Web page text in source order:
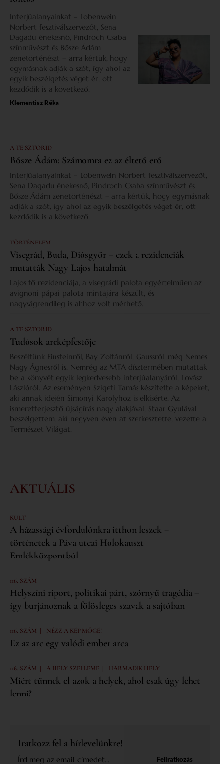
Interjúalanyainkat – Lobenwein
Norbert fesztiválszervezőt, Sena
Dagadu énekesnő, Pindroch Csaba
színművészt és Bősze Ádám
zenetörténészt – arra kértük, hogy
egymásnak adják a szót, így ahol az
egyik beszélgetés véget ér, ott
kezdődik is a következő.
Klementisz Réka
A TE SZTORID
Bősze Ádám: Számomra ez az éltető erő
Interjúalanyainkat – Lobenwein Norbert fesztiválszervezőt,
Sena Dagadu énekesnő, Pindroch Csaba színművészt és
Bősze Ádám zenetörténészt – arra kértük, hogy egymásnak
adják a szót, így ahol az egyik beszélgetés véget ér, ott
kezdődik is a következő.
TÖRTÉNELEM
Visegrád, Buda, Diósgyőr – ezek a rezidenciák
mutatták Nagy Lajos hatalmát
Lajos fő rezidenciája, a visegrádi palota egyértelműen az
avignoni pápai palota mintájára készült, és
nagyságrendileg is ahhoz volt mérhető.
A TE SZTORID
Tudósok arcképfestője
Beszéltünk Einsteinről, Bay Zoltánról, Gaussról, még Nemes
Nagy Ágnesről is. Nemrég az MTA dísztermében mutatták
be a könyvét egyik legkedvesebb interjúalanyáról, Lovász
Lászlóról. Az eseményen Szigeti Tamás készítette a képeket,
aki annak idején Simonyi Károlyhoz is elkísérte. Az
ismeretterjesztő újságírás nagy alakjával, Staar Gyulával
beszélgettem, aki negyven éven át szerkesztette, vezette a
Természet Világát.
AKTUÁLIS
KULT
A házassági évfordulónkra itthon leszek –
történetek a Páva utcai Holokauszt
Emlékközpontból
116. SZÁM
Helyszíni riport, politikai párt, szörnyű tragédia –
így burjánoznak a fölösleges szavak a sajtóban
116. SZÁM | NÉZZ A KÉP MÖGÉ!
Ez az arc egy valódi ember arca
116. SZÁM | A HELY SZELLEME | HARMADIK HELY
Miért tűnnek el azok a helyek, ahol csak úgy lehet
lenni?
Iratkozz fel a hírlevelünkre!
Feliratkozás